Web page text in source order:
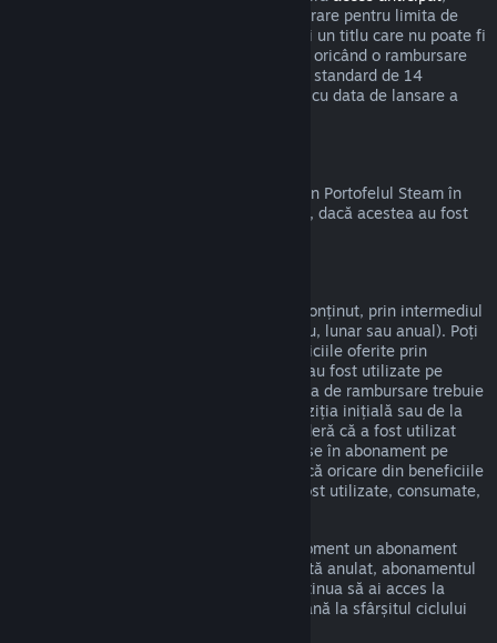
timpul de joc cumulat va fi luat în considerare pentru limita de
timp de joc de două ore. Dacă precomanzi un titlu care nu poate fi
jucat înainte de data lansării, poți solicita oricând o rambursare
înainte de lansarea acestuia, iar perioada standard de 14
zile/limita de două ore se va aplica odată cu data de lansare a
Poți cere o rambursare pentru fondurile din Portofelul Steam în
termen de paisprezece zile de la achiziție, dacă acestea au fost
Steam oferă acces la anumite servicii și conținut, prin intermediul
unor plăți periodice automate (de exemplu, lunar sau anual). Poți
cere rambursarea sumei plătite dacă serviciile oferite prin
intermediul unui astfel de abonament nu au fost utilizate pe
durata ciclului curent de facturare. Cererea de rambursare trebuie
efectuată în cel mult 48 de ore de la achiziția inițială sau de la
reînnoirea automată. Conținutul se consideră că a fost utilizat
dacă a fost jucat oricare din titlurile incluse în abonament pe
durata ciclului de facturare curent sau dacă oricare din beneficiile
sau reducerile incluse în abonament au fost utilizate, consumate,
Te rugăm să reții că poți anula în orice moment un abonament
. Odată anulat, abonamentul
nu va mai fi reînnoit automat, dar vei continua să ai acces la
conținutul și beneficiile abonamentului până la sfârșitul ciclului